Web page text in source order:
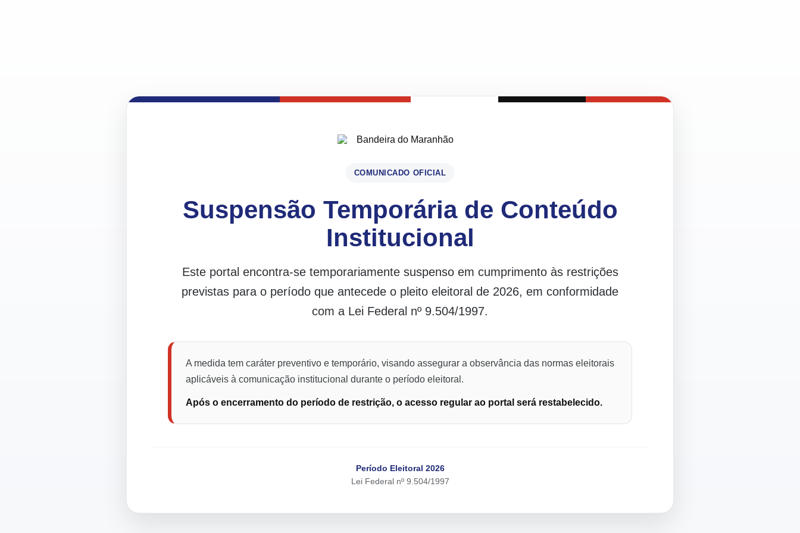
COMUNICADO OFICIAL
Suspensão Temporária de Conteúdo
Institucional
Este portal encontra-se temporariamente suspenso em cumprimento às restrições
previstas para o período que antecede o pleito eleitoral de 2026, em conformidade
com a Lei Federal nº 9.504/1997.
A medida tem caráter preventivo e temporário, visando assegurar a observância das normas eleitorais
aplicáveis à comunicação institucional durante o período eleitoral.
Após o encerramento do período de restrição, o acesso regular ao portal será restabelecido.
Período Eleitoral 2026
Lei Federal nº 9.504/1997